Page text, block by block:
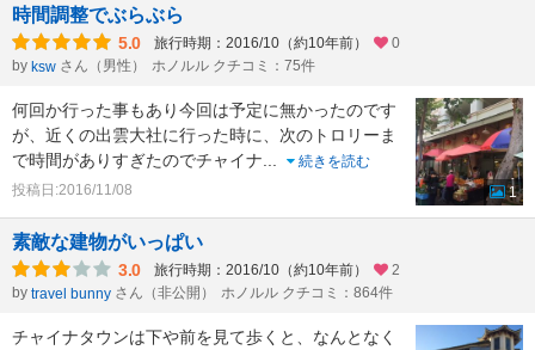
時間調整でぶらぶら
5.0 旅行時期：2016/10（約10年前）
0
by ksw さん（男性） ホノルル クチコミ：75件
何回か行った事もあり今回は予定に無かったのです
が、近くの出雲大社に行った時に、次のトロリーま
で時間がありすぎたのでチャイナ
続きを読む
投稿日:2016/11/08
1
素敵な建物がいっぱい
3.0 旅行時期：2016/10（約10年前）
2
by travel bunny さん（非公開） ホノルル クチコミ：864件
チャイナタウンは下や前を見て歩くと、なんとなく